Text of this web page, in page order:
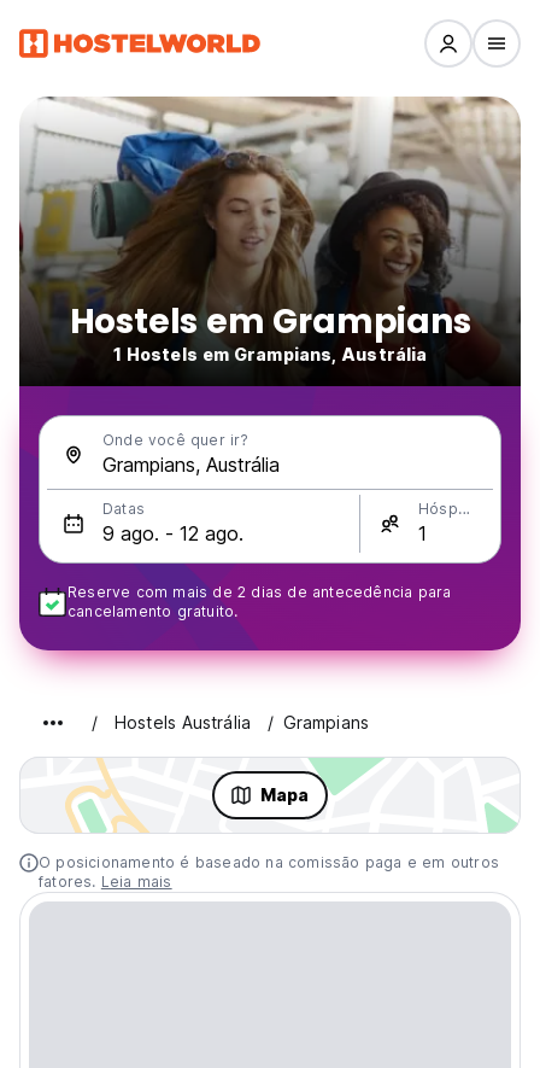
Hostels em Grampians
1 Hostels em Grampians, Austrália
Onde você quer ir?
Datas Hóspedes
Reserve com mais de 2 dias de antecedência para
cancelamento gratuito.
Hostels Austrália Grampians
Mapa
O posicionamento é baseado na comissão paga e em outros
fatores. Leia mais